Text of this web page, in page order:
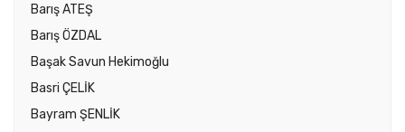
Barış ATEŞ
Barış ÖZDAL
Başak Savun Hekimoğlu
Basri ÇELİK
Bayram ŞENLİK